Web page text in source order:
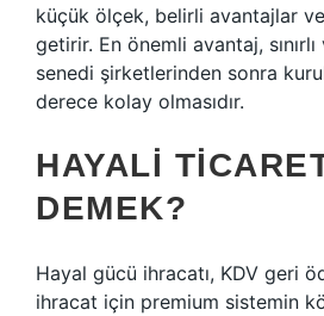
küçük ölçek, belirli avantajlar
getirir. En önemli avantaj,
senedi şirketlerinden sonra
derece kolay olmasıdır.
HAYALI
DEMEK?
Hayal gücü ihracatı, KDV geri
ihracat için premium sistemin